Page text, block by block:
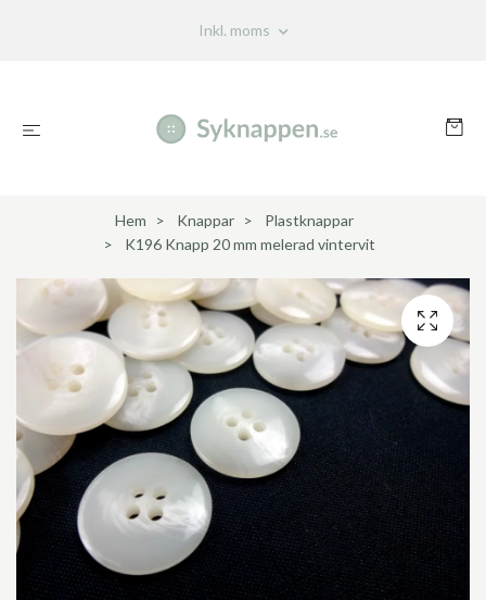
Inkl. moms
Hem Knappar
Plastknappar
K196 Knapp 20 mm melerad vintervit